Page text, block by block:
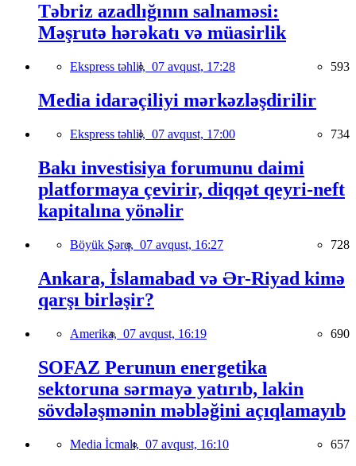
Təbriz azadlığının salnaməsi:
Məşrutə hərəkatı və müasirlik
Ekspress təhlil, 07 avqust, 17:28 593
Media idarəçiliyi mərkəzləşdirilir
Ekspress təhlil, 07 avqust, 17:00 734
Bakı investisiya forumunu daimi
platformaya çevirir, diqqət qeyri-neft
kapitalına yönəlir
Böyük Şərq, 07 avqust, 16:27 728
Ankara, İslamabad və Ər-Riyad kimə
qarşı birləşir?
Amerika, 07 avqust, 16:19 690
SOFAZ Perunun energetika
sektoruna sərmayə yatırıb, lakin
sövdələşmənin məbləğini açıqlamayıb
Media İcmalı, 07 avqust, 16:10 657